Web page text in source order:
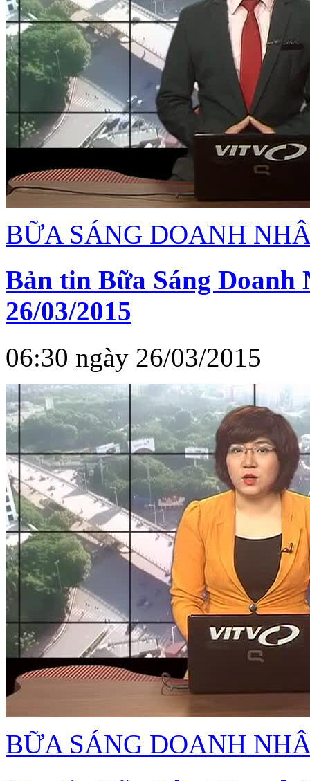
BỮA SÁNG DOANH
Bản tin Bữa Sáng Doanh
26/03/2015
06:30 ngày 26/03/2015
BỮA SÁNG DOANH